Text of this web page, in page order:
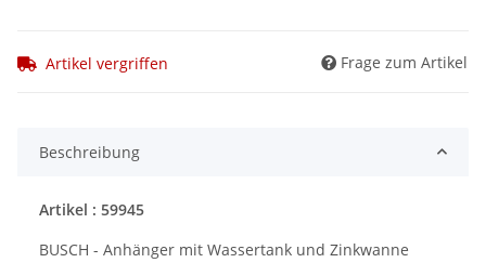
Artikel vergriffen Frage zum Artikel
Beschreibung
Artikel : 59945
BUSCH - Anhänger mit Wassertank und Zinkwanne